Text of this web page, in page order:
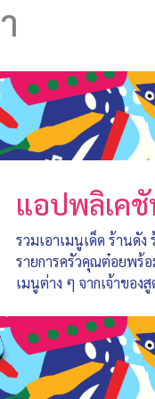
แอปพลิเค
รวมเอาเมนูเด็ด ร้านดั
รายการครัวคุณต๋อยพร้
เมนูต่าง ๆ จากเจ้าของ